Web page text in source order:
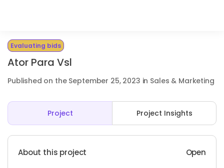
Evaluating bids
Ator Para Vsl
Published on the September 25, 2023 in Sales & Marketing
Project Project Insights
About this project Open